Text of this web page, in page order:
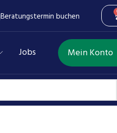
Beratungstermin buchen
Jobs Mein Konto